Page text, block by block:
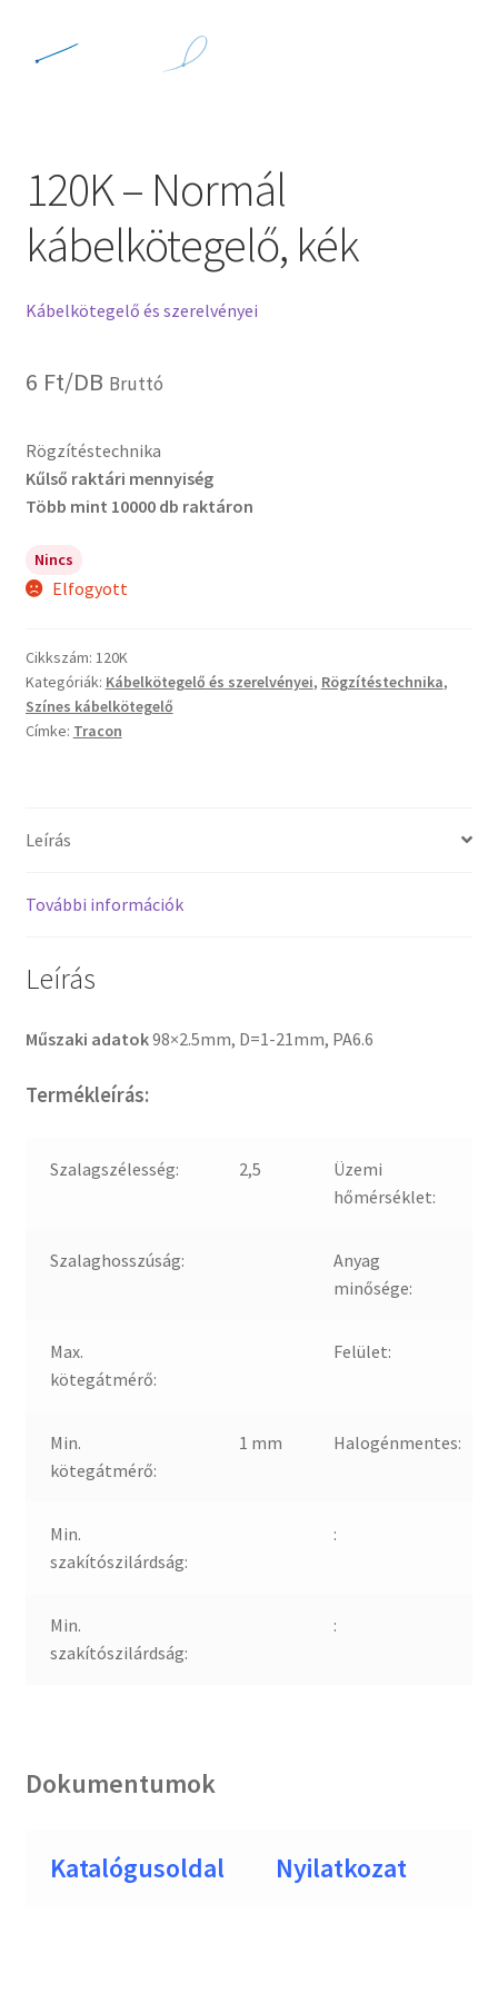
120K – Normál
kábelkötegelő, kék
Kábelkötegelő és szerelvényei
6 Ft/DB Bruttó
Rögzítéstechnika
Kűlső raktári mennyiség
Több mint 10000 db raktáron
Nincs
Elfogyott
Cikkszám: 120K
Kategóriák: Kábelkötegelő és szerelvényei, Rögzítéstechnika,
Színes kábelkötegelő
Címke: Tracon
Leírás
További információk
Leírás
Műszaki adatok98×2.5mm, D=1-21mm, PA6.6
Termékleírás:
Szalagszélesség: 2,5
Üzemi
hőmérséklet:
Szalaghosszúság:
Anyag
minősége:
Max.
kötegátmérő:
Felület:
Min.
kötegátmérő:
1 mm Halogénmentes:
Min.
szakítószilárdság:
:
Min.
szakítószilárdság:
:
Dokumentumok
Katalógusoldal Nyilatkozat